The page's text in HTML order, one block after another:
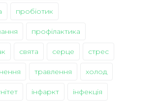
пробіотик
профілактика
свята серце стрес
травлення холод
інфаркт інфекція